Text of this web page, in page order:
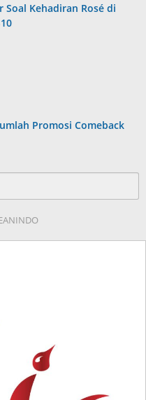
Soal Kehadiran Rosé di
Promosi Comeback